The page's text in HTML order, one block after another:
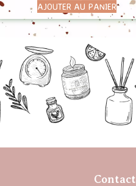
AJOUTER AU PANIER
Contact